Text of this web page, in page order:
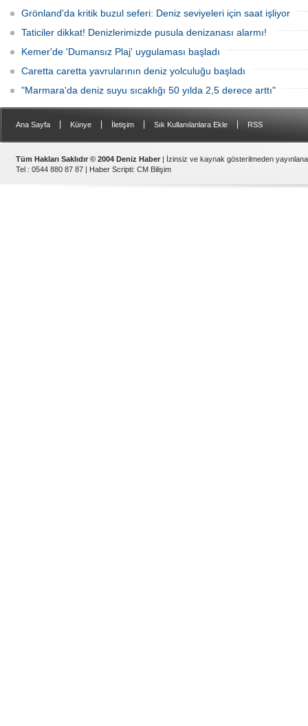
Grönland'da kritik buzul seferi: Deniz seviyeleri için saat işliyor
Taticiler dikkat! Denizlerimizde pusula denizanası alarmı!
Kemer'de 'Dumansız Plaj' uygulaması başladı
Caretta caretta yavrularının deniz yolculuğu başladı
"Marmara'da deniz suyu sıcaklığı 50 yılda 2,5 derece arttı"
Ana Sayfa Künye İletişim Sık Kullanılanlara Ekle RSS
Tüm Hakları Saklıdır © 2004 Deniz Haber | İzinsiz ve kaynak gösterilmeden
Tel : 0544 880 87 87 | Haber Scripti: CM Bilişim